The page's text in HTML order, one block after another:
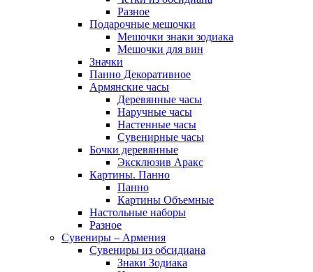
Разное
Подарочные мешочки
Мешочки знаки зодиака
Мешочки для вин
Значки
Панно Декоративное
Армянские часы
Деревянные часы
Наручные часы
Настенные часы
Сувенирные часы
Бочки деревянные
Эксклюзив Аракс
Картины. Панно
Панно
Картины Объемные
Настольные наборы
Разное
Сувениры – Армения
Сувениры из обсидиана
Знаки Зодиака